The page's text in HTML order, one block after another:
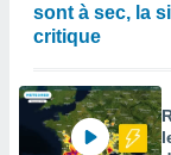
sont à sec, la
critique